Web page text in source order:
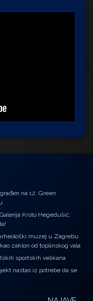
na 12. Green
Krsto Hegedušić:
muzej u Zagrebu
zaklon od toplinskog vala
sportskih velikana
nastao iz potrebe da se